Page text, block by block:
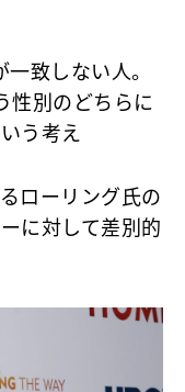
致しない人。
性別のどちらに
う考え
ローリング氏の
に対して差別的